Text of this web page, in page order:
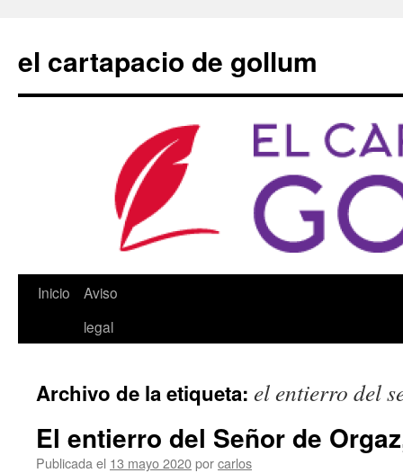
contenido
el cartapacio de gollum
Inicio
Aviso
legal
Archivo de la etiqueta: el entierro del
El entierro del Señor de
Publicada el 13 mayo 2020porcarlos